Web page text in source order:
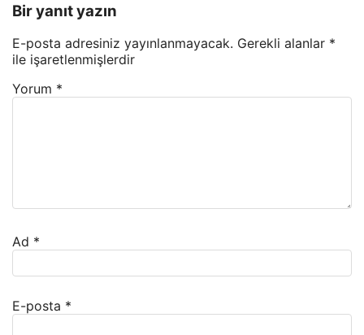
Bir yanıt yazın
E-posta adresiniz yayınlanmayacak. Gerekli alanlar *
ile işaretlenmişlerdir
Yorum *
Ad *
E-posta *